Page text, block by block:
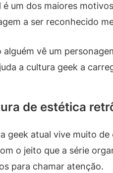
é um dos maiores
a ser reconhecido
alguém vê um
a cultura geek a
de estética
geek atual vive muito
o jeito que a série
para chamar atenção.